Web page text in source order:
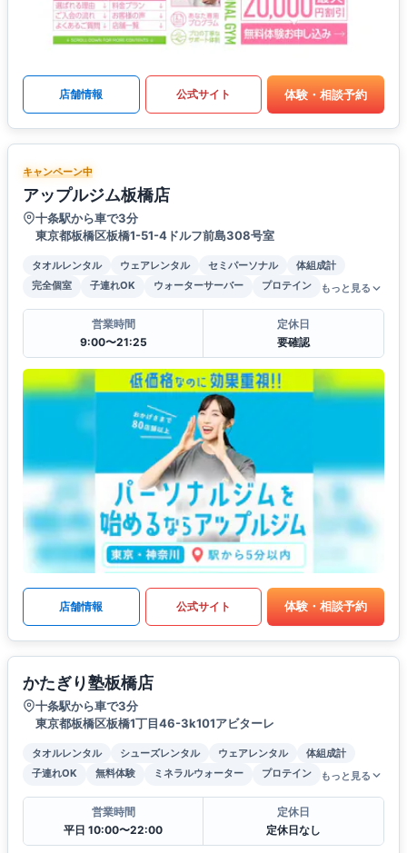
店舗情報 公式サイト 体験・相談予約
キャンペーン中
アップルジム板橋店
十条駅から車で3分
東京都板橋区板橋1-51-4ドルフ前島308号室
タオルレンタル ウェアレンタル セミパーソナル
体組成計
完全個室
子連れOK ウォーターサーバー プロテイン もっと見る
営業時間
9:00〜21:25
定休日
要確認
店舗情報 公式サイト 体験・相談予約
かたぎり塾板橋店
十条駅から車で3分
東京都板橋区板橋1丁目46-3k101アビターレ
タオルレンタル シューズレンタル ウェアレンタル
体組成計
子連れOK
無料体験 ミネラルウォーター プロテイン もっと見る
営業時間
平日 10:00〜22:00
定休日
定休日なし